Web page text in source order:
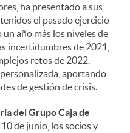
ha presentado a sus
el pasado ejercicio
año más los niveles de
incertidumbres de 2021,
retos de 2022,
aportando
de gestión de crisis.
del Grupo Caja de
de junio, los socios y